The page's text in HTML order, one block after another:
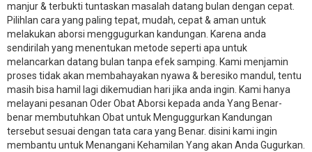
manjur & terbukti tuntaskan masalah datang bulan dengan cepat.
Pilihlan cara yang paling tepat, mudah, cepat & aman untuk
melakukan aborsi menggugurkan kandungan. Karena anda
sendirilah yang menentukan metode seperti apa untuk
melancarkan datang bulan tanpa efek samping. Kami menjamin
proses tidak akan membahayakan nyawa & beresiko mandul, tentu
masih bisa hamil lagi dikemudian hari jika anda ingin. Kami hanya
melayani pesanan Oder Obat Aborsi kepada anda Yang Benar-
benar membutuhkan Obat untuk Menguggurkan Kandungan
tersebut sesuai dengan tata cara yang Benar. disini kami ingin
membantu untuk Menangani Kehamilan Yang akan Anda Gugurkan.